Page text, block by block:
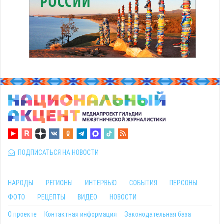
ПОДПИСАТЬСЯ НА НОВОСТИ
НАРОДЫ РЕГИОНЫ ИНТЕРВЬЮ СОБЫТИЯ
ПЕРСОНЫ
ФОТО
РЕЦЕПТЫ ВИДЕО НОВОСТИ
О проекте Контактная информация Законодательная база